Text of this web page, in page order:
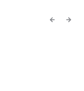
Previous
Next